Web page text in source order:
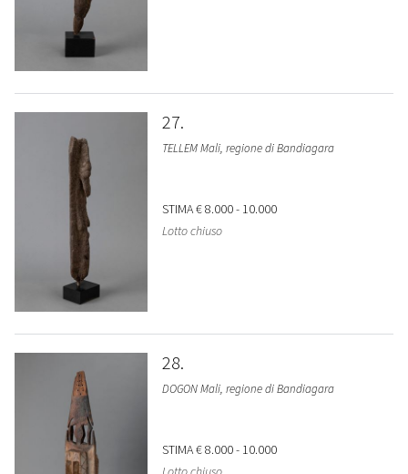
27
TELLEM Mali, regione di Bandiagara
STIMA€ 8.000 - 10.000
Lotto chiuso
28
DOGON Mali, regione di Bandiagara
STIMA€ 8.000 - 10.000